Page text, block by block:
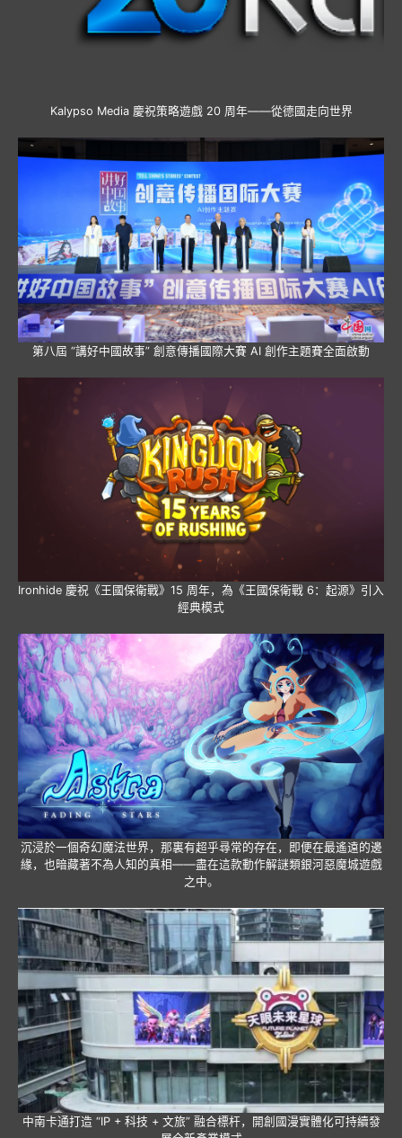
Kalypso Media 慶祝策略遊戲 20 周年——從德國走向世界
第八屆 “講好中國故事” 創意傳播國際大賽 AI 創作主題賽全面啟動
Ironhide 慶祝《王國保衛戰》15 周年，為《王國保衛戰 6：起源》引入
經典模式
沉浸於一個奇幻魔法世界，那裏有超乎尋常的存在，即便在最遙遠的邊
緣，也暗藏著不為人知的真相——盡在這款動作解謎類銀河惡魔城遊戲
之中。
中南卡通打造 “IP + 科技 + 文旅” 融合標杆，開創國漫實體化可持續發